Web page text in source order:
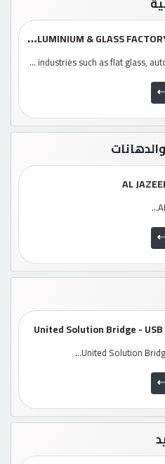
Company is continuing global deployment focusing on industries such as flat glass, automotive glass, display, electronic...